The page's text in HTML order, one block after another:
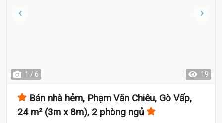
1 / 6 19
Bán nhà hẻm, Phạm Văn Chiêu, Gò Vấp,
24 m² (3m x 8m), 2 phòng ngủ